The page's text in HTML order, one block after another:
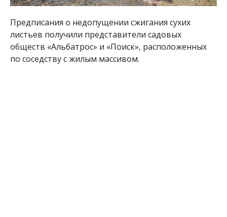
Предписания о недопущении сжигания сухих
листьев получили представители садовых
обществ «Альбатрос» и «Поиск», расположенных
по соседству с жилым массивом.